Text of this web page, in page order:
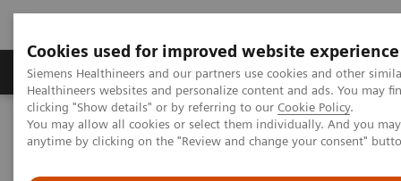
Cookies used for improved website experience
Siemens Healthineers and our partners use cookies and other
Healthineers websites and personalize content and ads. You may
clicking "Show details" or by referring to our Cookie Policy.
You may allow all cookies or select them individually. And you
anytime by clicking on the "Review and change your consent"
Producten & Services Over ons
Home
De laatste ontwikkelingen in medische beeldvorming en